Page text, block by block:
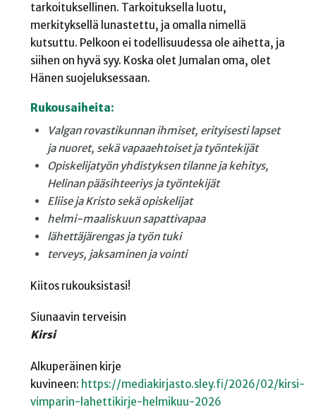
tarkoituksellinen. Tarkoituksella luotu,
merkityksellä lunastettu, ja omalla nimellä
kutsuttu. Pelkoon ei todellisuudessa ole aihetta, ja
siihen on hyvä syy. Koska olet Jumalan oma, olet
Hänen suojeluksessaan.
Rukousaiheita:
Valgan rovastikunnanihmiset, erityisesti lapset
januoret, sekä vapaaehtoiset ja työntekijät
Opiskelijatyön yhdistyksen tilanne ja kehitys,
Helinanpääsihteeriys ja työntekijät
Eliise ja Kristo sekä opiskelijat
helmi-maaliskuunsapattivapaa
lähettäjärengas ja työn tuki
terveys, jaksaminen ja vointi
Kiitos rukouksistasi!
Siunaavin terveisin
Kirsi
Alkuperäinen kirje
kuvineen: https://mediakirjasto.sley.fi/2026/02/kirsi-
vimparin-lahettikirje-helmikuu-2026